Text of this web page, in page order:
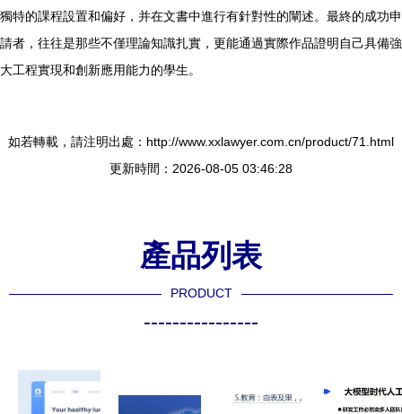
獨特的課程設置和偏好，并在文書中進行有針對性的闡述。最終的成功申
請者，往往是那些不僅理論知識扎實，更能通過實際作品證明自己具備強
大工程實現和創新應用能力的學生。
如若轉載，請注明出處：http://www.xxlawyer.com.cn/product/71.html
更新時間：2026-08-05 03:46:28
產品列表
PRODUCT
----------------